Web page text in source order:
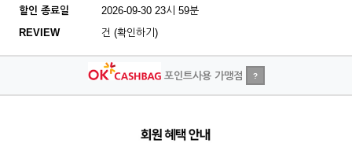
할인 종료일
2026-09-30 23시 59분
REVIEW
건 (확인하기)
포인트사용 가맹점 ?